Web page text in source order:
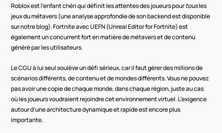
Roblox est l'enfant chéri qui définit les attentes des joueurs pour tous les
jeux du métavers (une analyse approfondie de son backend est disponible
sur notre blog). Fortnite avec UEFN (Unreal Editor for Fortnite) est
également un concurrent fort en matière de métavers et de contenu
généré par les utilisateurs.
Le CGU à lui seul soulève un défi sérieux, car il faut gérer des millions de
scénarios différents, de contenu et de mondes différents. Vous ne pouvez
pas avoir une copie de chaque monde, dans chaque région, juste au cas
où les joueurs voudraient rejoindre cet environnement virtuel. L'exigence
autour d'une architecture dynamique et rapide est encore plus
importante.